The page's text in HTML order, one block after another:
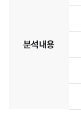
분석내용